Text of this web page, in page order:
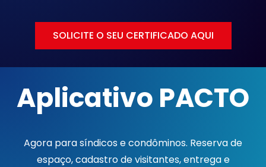
SOLICITE O SEU CERTIFICADO AQUI
Aplicativo PACTO
Agora para síndicos e condôminos. Reserva de
espaço, cadastro de visitantes, entrega e